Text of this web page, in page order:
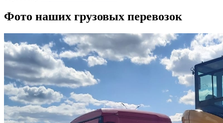
Фото наших грузовых перевозок